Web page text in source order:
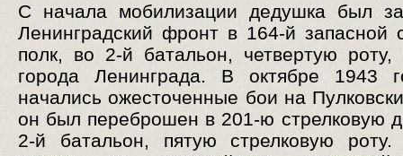
С начала мобилизации дедушка был
Ленинградский фронт в 164-й запасной
полк, во 2-й батальон, четвертую
города Ленинграда. В октябре 1943
начались ожесточенные бои на
он был переброшен в 201-ю стрелковую
2-й батальон, пятую стрелковую